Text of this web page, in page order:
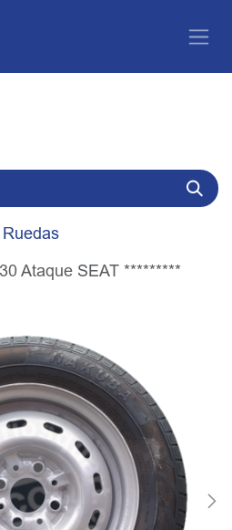
Ruedas
Ataque SEAT *********